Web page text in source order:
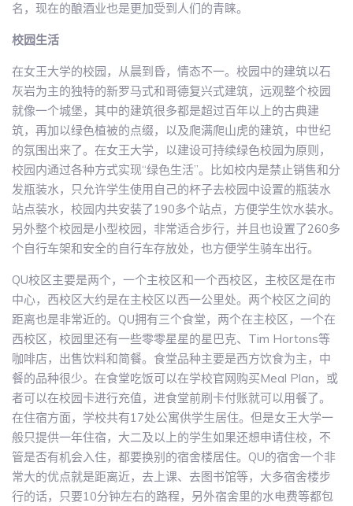
名，现在的酿酒业也是更加受到人们的青睐。
校园生活
在女王大学的校园，从晨到昏，情态不一。校园中的建筑以石
灰岩为主的独特的新罗马式和哥德复兴式建筑，远观整个校园
就像一个城堡，其中的建筑很多都是超过百年以上的古典建
筑，再加以绿色植被的点缀，以及爬满爬山虎的建筑，中世纪
的氛围出来了。在女王大学，以建设可持续绿色校园为原则，
校园内通过各种方式实现“绿色生活”。比如校内是禁止销售和分
发瓶装水，只允许学生使用自己的杯子去校园中设置的瓶装水
站点装水，校园内共安装了190多个站点，方便学生饮水装水。
另外整个校园是小型校园，非常适合步行，并且也设置了260多
个自行车架和安全的自行车存放处，也方便学生骑车出行。
QU校区主要是两个，一个主校区和一个西校区，主校区是在市
中心，西校区大约是在主校区以西一公里处。两个校区之间的
距离也是非常近的。QU拥有三个食堂，两个在主校区，一个在
西校区，校园里还有一些零零星星的星巴克、Tim Hortons等
咖啡店，出售饮料和简餐。食堂品种主要是西方饮食为主，中
餐的品种很少。在食堂吃饭可以在学校官网购买Meal Plan，或
者可以在校园卡进行充值，进食堂前刷卡付账就可以用餐了。
在住宿方面，学校共有17处公寓供学生居住。但是女王大学一
般只提供一年住宿，大二及以上的学生如果还想申请住校，不
管是否有机会入住，都要换别的宿舍楼居住。QU的宿舍一个非
常大的优点就是距离近，去上课、去图书馆等，大多宿舍楼步
行的话，只要10分钟左右的路程，另外宿舍里的水电费等都包